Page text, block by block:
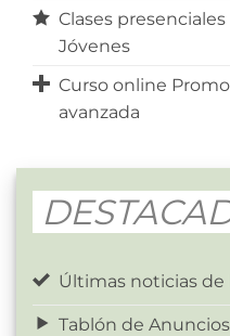
Clases
Jóvenes
Curso online
avanzada
Últimas noticias de
Tablón de